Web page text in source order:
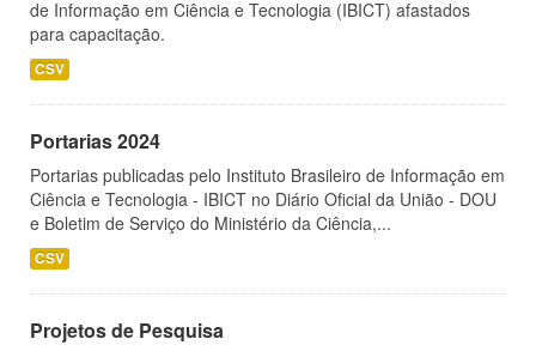
de Informação em Ciência e Tecnologia (IBICT) afastados
para capacitação.
CSV
Portarias 2024
Portarias publicadas pelo Instituto Brasileiro de Informação em
Ciência e Tecnologia - IBICT no Diário Oficial da União - DOU
e Boletim de Serviço do Ministério da Ciência,...
CSV
Projetos de Pesquisa